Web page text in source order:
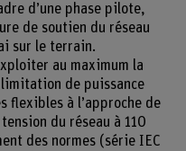
d’une phase pilote,
de soutien du réseau
sur le terrain.
au maximum la
de puissance
flexibles à l’approche de
du réseau à 110
des normes (série IEC